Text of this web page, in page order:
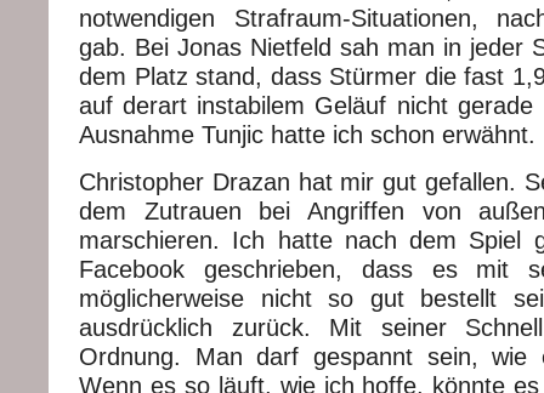
notwendigen Strafraum-Situationen,
gab. Bei Jonas Nietfeld sah man in jeder
dem Platz stand, dass Stürmer die fast
auf derart instabilem Geläuf nicht gerade
Ausnahme Tunjic hatte ich schon erwähnt.
Christopher Drazan hat mir gut gefallen.
dem Zutrauen bei Angriffen von
marschieren. Ich hatte nach dem Spiel
Facebook geschrieben, dass es mit
möglicherweise nicht so gut bestellt
ausdrücklich zurück. Mit seiner
Ordnung. Man darf gespannt sein, wie
Wenn es so läuft, wie ich hoffe, könnte